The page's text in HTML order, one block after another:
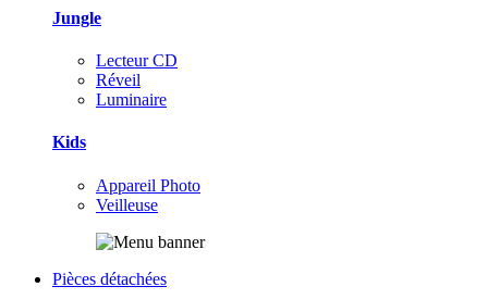
Jungle
Lecteur CD
Réveil
Luminaire
Kids
Appareil Photo
Veilleuse
Pièces détachées